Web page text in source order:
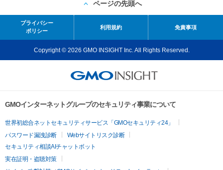
ページの先頭へ
プライバシー
ポリシー
利用規約 免責事項
Copyright © 2026 GMO INSIGHT Inc. All Rights Reserved.
GMOインターネットグループのセキュリティ事業について
世界初総合ネットセキュリティサービス「GMOセキュリティ24」
パスワード漏洩診断
Webサイトリスク診断
セキュリティ相談AIチャットボット
実在証明・盗聴対策